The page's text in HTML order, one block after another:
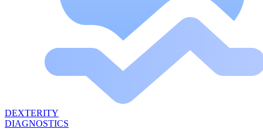
DEXTERITY
DIAGNOSTICS